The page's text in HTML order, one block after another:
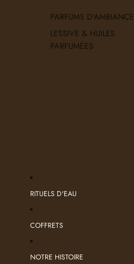
PARFUMS D'AMBIANCE
LESSIVE & HUILES
PARFUMÉES
RITUELS D'EAU
COFFRETS
NOTRE HISTOIRE